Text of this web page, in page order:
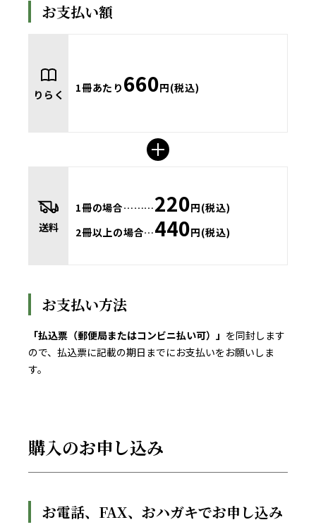
お支払い額
りらく
1冊あたり 660円(税込)
送料
1冊の場合………220円(税込)
2冊以上の場合…440円(税込)
お支払い方法
「払込票（郵便局またはコンビニ払い可）」 を同封します
ので、払込票に記載の期日までにお支払いをお願いしま
す。
購入のお申し込み
お電話、FAX、おハガキでお申し込み